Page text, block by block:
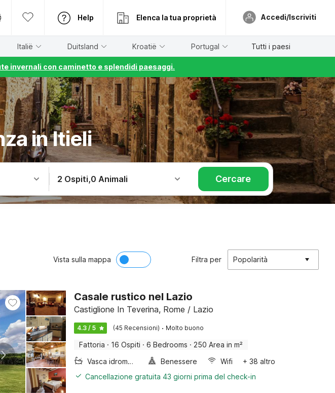
Help Elenca la tua proprietà Accedi/Iscriviti
Italië Duitsland Kroatië Portugal Tutti i paesi
invernali con caminetto e splendidi paesaggi.
in Itieli
2 Ospiti,0 Animali Cercare
Vista sulla mappa Filtra per Popolarità
Casale rustico nel Lazio
Castiglione In Teverina, Rome / Lazio
4.3 / 5 (45 Recensioni) · Molto buono
Fattoria · 16 Ospiti · 6 Bedrooms · 250 Area in m²
Vasca idromassaggio
Benessere Wifi
+ 38 altro
Cancellazione gratuita 43 giorni prima del check-in